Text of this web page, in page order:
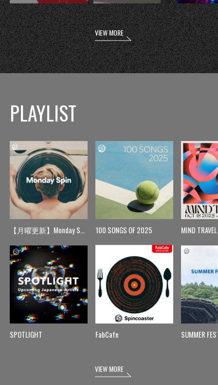
VIEW MORE
PLAYLIST
【月曜更新】Monday Spin
SPOTLIGHT
100 SONGS OF 2025
FabCafe
MIND TRAVEL
SUMMER
VIEW MORE